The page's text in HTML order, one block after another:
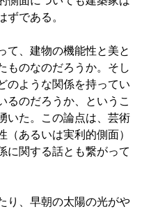
ずである。
て、建物の機能性と美と
ものなのだろうか。そし
のような関係を持ってい
るのだろうか、というこ
いた。この論点は、芸術
（あるいは実利的側面）
に関する話とも繋がって
り、早朝の太陽の光がや